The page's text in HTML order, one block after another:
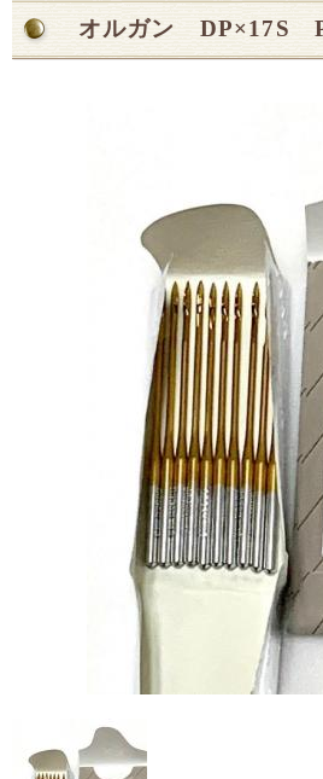
オルガン DP×17S